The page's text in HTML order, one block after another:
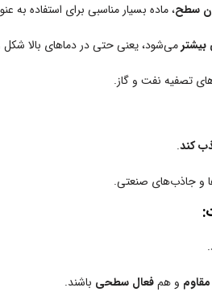
سطح، ماده بسیار مناسبی برای استفاده به
بیشترمی‌شود، یعنی حتی در دماهای بالا
تصفیه نفت و گاز.
کند.
و جاذب‌های صنعتی.
و همفعال سطحی باشند.